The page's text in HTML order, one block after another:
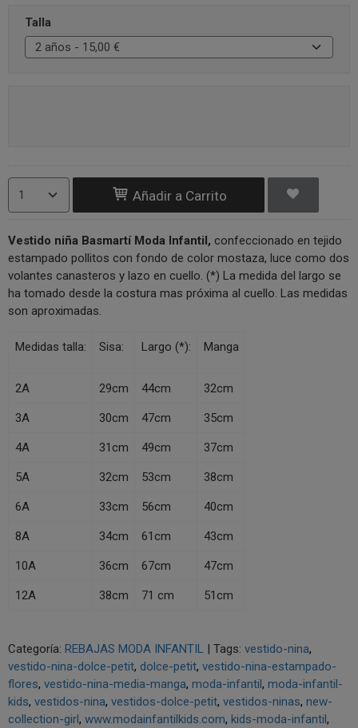
Talla
Añadir a Carrito
Vestido niña Basmartí Moda Infantil, confeccionado en tejido
estampado pollitos con fondo de color mostaza, luce como dos
volantes canasteros y lazo en cuello. (*) La medida del largo se
ha tomado desde la costura mas próxima al cuello. Las medidas
son aproximadas.
Medidas talla: Sisa: Largo (*): Manga
2A 29cm 44cm 32cm
3A 30cm 47cm 35cm
4A 31cm 49cm 37cm
5A 32cm 53cm 38cm
6A 33cm 56cm 40cm
8A 34cm 61cm 43cm
10A 36cm 67cm 47cm
12A 38cm 71 cm 51cm
Categoría: REBAJAS MODA INFANTIL | Tags: vestido-nina
vestido-nina-dolce-petit dolce-petit vestido-nina-estampado-
flores vestido-nina-media-manga moda-infantil moda-infantil-
kids vestidos-nina vestidos-dolce-petit vestidos-ninas new-
collection-girl www.modainfantilkids.com kids-moda-infantil